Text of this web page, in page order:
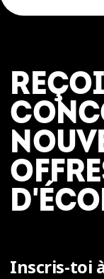
Inscris-toi